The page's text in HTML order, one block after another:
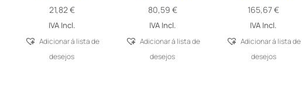
21,82€
IVA Incl.
Adicionar á lista de
desejos
80,59 €
IVA Incl.
Adicionar á lista de
desejos
165,67€
IVA Incl.
Adicionar á lista de
desejos